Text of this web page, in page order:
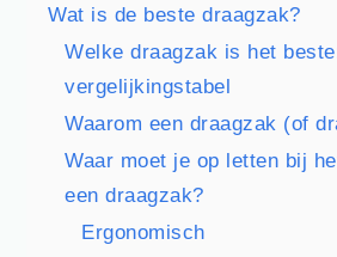
Wat is de beste draagzak?
Welke draagzak is het
vergelijkingstabel
Waarom een draagzak (of
Waar moet je op letten bij
een draagzak?
Ergonomisch